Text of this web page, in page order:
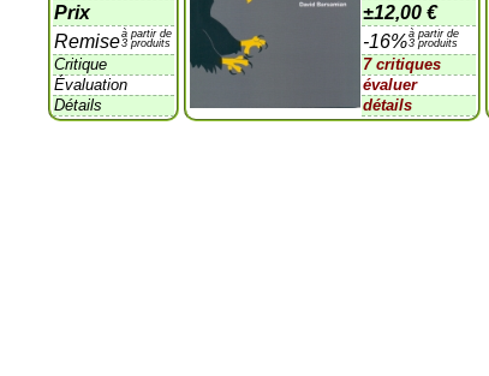
Prix
Remiseà partir de
3 produits
Critique
Évaluation
Détails
±12,00 €
-16%à partir de
3 produits
7 critiques
évaluer
détails